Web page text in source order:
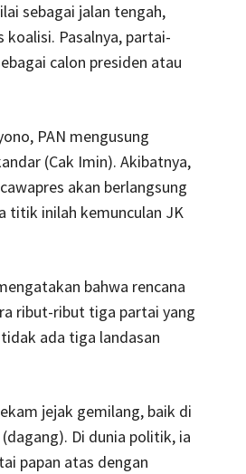
sebagai jalan tengah,
Pasalnya, partai-
calon presiden atau
PAN mengusung
(Cak Imin). Akibatnya,
akan berlangsung
titik inilah kemunculan JK
bahwa rencana
ribut-ribut tiga partai yang
ada tiga landasan
jejak gemilang, baik di
Di dunia politik, ia
papan atas dengan